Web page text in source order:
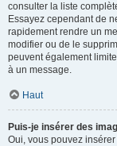
consulter la liste
Essayez cependant de
rapidement rendre un
modifier ou de le
peuvent également
à un message.
Haut
Puis-je insérer des
Oui, vous pouvez